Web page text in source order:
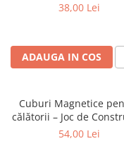
38,00 Lei
ADAUGA IN COS
Cuburi Magnetice
călătorii – Joc de
STEM, 3 ani+
54,00 Lei